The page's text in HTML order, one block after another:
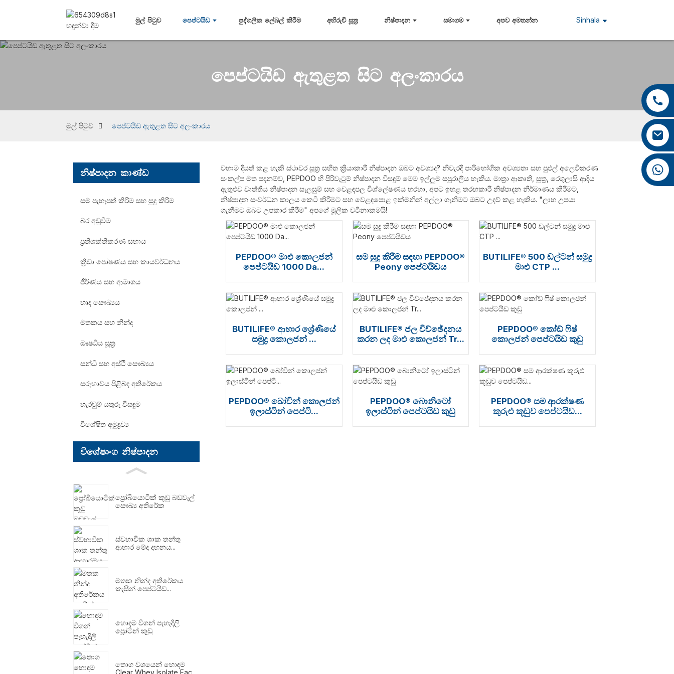
මුල් පිටුව පෙප්ටයිඩ පුද්ගලික ලේබල් කිරීම අභිරුචි සූත්‍ර නිෂ්පාදන සමාගම අපව අමතන්න Sinhala
+86 0592 5599526
+86 18965423693
පෙප්ටයිඩ ඇතුළත සිට අලංකාරය
මුල් පිටුව පෙප්ටයිඩ ඇතුළත සිට අලංකාරය
නිෂ්පාදන කාණ්ඩ
සම පැහැපත් කිරීම සහ සුදු කිරීම
බර අඩුවීම
ප්‍රතිශක්තිකරණ සහාය
ක්‍රීඩා පෝෂණය සහ කායවර්ධනය
ජීර්ණය සහ ආමාශය
හෘද සෞඛ්‍යය
මතකය සහ නින්ද
ඖෂධීය සූත්‍ර
සන්ධි සහ අස්ථි සෞඛ්‍යය
සරුභාවය පිළිබඳ අතිරේකය
හැරවුම් යතුරු විසඳුම
විශේෂිත අමුද්‍රව්‍ය
විශේෂාංග නිෂ්පාදන
ප්‍රෝබියොටික් කුඩු බඩවැල්
සෞඛ්‍ය අතිරේක
ස්වභාවික ශාක තන්තු
ආහාර මේද දහනය...
මතක නින්ද අතිරේකය
කැසීන් පෙප්ටයිඩ...
හොඳම වීගන් පැහැදිලි
ප්‍රෝටීන් කුඩු
තොග වශයෙන් හොඳම
Clear Whey Isolate Fac...
වහාම දියත් කළ හැකි ස්ථාවර සූත්‍ර සහිත ක්‍රියාකාරී නිෂ්පාදන ඔබට අවශ්‍යද? නිවැරදි පාරිභෝගික අවශ්‍යතා සහ පුළුල් අලෙවිකරණ
සංකල්ප මත පදනම්ව, PEPDOO හි පිරිවැටුම් නිෂ්පාදන විසඳුම් මෙම ඉල්ලුම සපුරාලිය හැකිය. මාත්‍රා ආකෘති, සූත්‍ර, රෙගුලාසි ආදිය
ඇතුළුව වෘත්තීය නිෂ්පාදන සැලසුම් සහ වෙළඳපල විශ්ලේෂණය හරහා, අපට ඉහළ තරඟකාරී නිෂ්පාදන නිර්මාණය කිරීමට,
නිෂ්පාදන සංවර්ධන කාලය කෙටි කිරීමට සහ වෙළඳපොළ ඉක්මනින් අල්ලා ගැනීමට ඔබට උදව් කළ හැකිය. "ලාභ උපයා
ගැනීමට ඔබට උපකාර කිරීම" අපගේ මූලික වටිනාකමයි!
PEPDOO® මාළු කොලජන්
පෙප්ටයිඩ 1000 Da...
සම සුදු කිරීම සඳහා PEPDOO®
Peony පෙප්ටයිඩය
BUTILIFE® 500 ඩල්ටන් සමුද්‍ර
මාළු CTP ...
BUTILIFE® ආහාර ශ්‍රේණියේ
සමුද්‍ර කොලජන් ...
BUTILIFE® ජල විච්ඡේදනය
කරන ලද මාළු කොලජන් Tr...
PEPDOO® කෝඩ් ෆිෂ්
කොලජන් පෙප්ටයිඩ කුඩු
PEPDOO® බෝවින් කොලජන්
ඉලාස්ටින් පෙප්ටි...
PEPDOO® බොනිටෝ
ඉලාස්ටින් පෙප්ටයිඩ කුඩු
PEPDOO® සම ආරක්ෂණ
කුරුළු කූඩුව පෙප්ටයිඩ...